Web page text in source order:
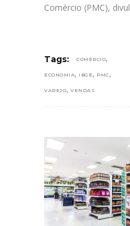
Comércio (PMC),
Tags: COMÉRCIO,
ECONOMIA, IBGE , PMC ,
VAREJO, VENDAS